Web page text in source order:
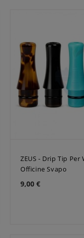
ZEUS - Drip Tip Per
Officine Svapo
9,00 €